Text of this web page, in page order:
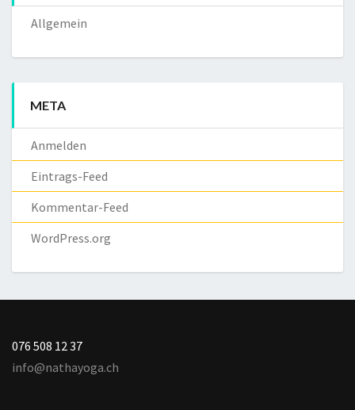
Allgemein
META
Anmelden
Eintrags-Feed
Kommentar-Feed
WordPress.org
076 508 12 37
info@nathayoga.ch